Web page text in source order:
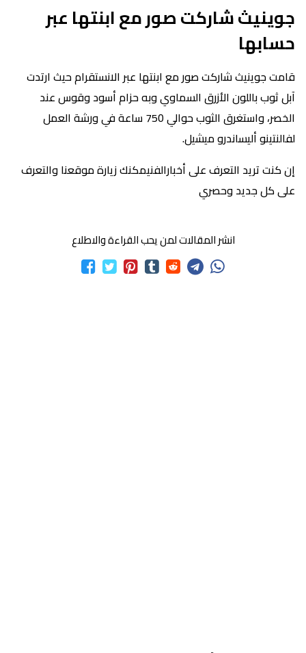
جوينيث شاركت صور مع ابنتها عبر
حسابها
قامت جوينيث شاركت صور مع ابنتها عبر الانستقرام حيث ارتدت
آبل ثوب باللون الأزرق السماوي وبه حزام أسود وقوس عند
الخصر، واستغرق الثوب حوالي 750 ساعة في ورشة العمل
لفالنتينو أليساندرو ميشيل.
إن كنت تريد التعرف على أخبارالفنيمكنك زيارة موقعنا والتعرف
على كل جديد وحصري
انشر المقالات لمن يحب القراءة والاطلاع